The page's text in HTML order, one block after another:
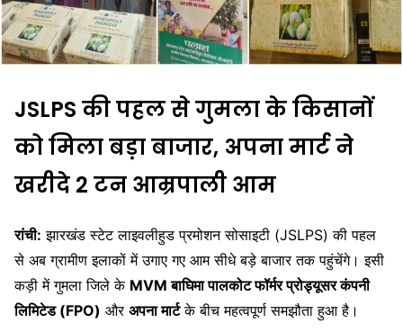
JSLPS की पहल से गुमला के किसानों
को मिला बड़ा बाजार, अपना मार्ट ने
खरीदे 2 टन आम्रपाली आम
रांची: झारखंड स्टेट लाइवलीहुड प्रमोशन सोसाइटी (JSLPS) की पहल
से अब ग्रामीण इलाकों में उगाए गए आम सीधे बड़े बाजार तक पहुंचेंगे। इसी
कड़ी में गुमला जिले के MVM बाघिमा पालकोट फॉर्मर प्रोड्यूसर कंपनी
लिमिटेड (FPO) और अपना मार्टके बीच महत्वपूर्ण समझौता हुआ है।